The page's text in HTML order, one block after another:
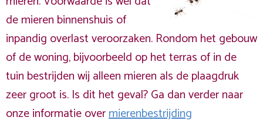
de mieren binnenshuis of
inpandig overlast veroorzaken. Rondom het gebouw
of de woning, bijvoorbeeld op het terras of in de
tuin bestrijden wij alleen mieren als de plaagdruk
zeer groot is. Is dit het geval? Ga dan verder naar
onze informatie overmierenbestrijding